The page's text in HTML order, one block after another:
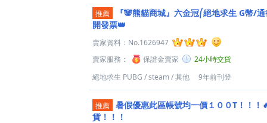
推薦
『🐼熊貓商城』六金冠⎛絕地求生 G幣/
開發票👑
賣家資料： No.1626947
賣家服務：
保證金賣家
24小時交貨
絕地求生 PUBG /steam/其他 9年前刊登
推薦 暑假優惠此區帳號均一價１００T！！！
貨！！！